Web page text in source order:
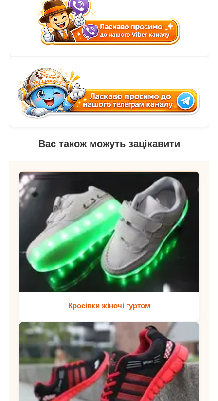
Вас також можуть зацікавити
Кросівки жіночі гуртом